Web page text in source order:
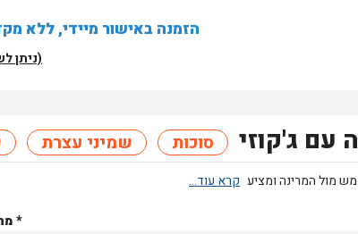
הזמנה באישור מיידי, ללא
(ניתן
עם ג'קוזי סוכות שמיני עצרת
מול המרינה ומציע
* מחיר ל 2